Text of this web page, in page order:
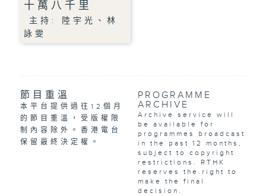
十萬八千里
主持: 陸宇光、林
詠雯
節目重溫
本平台提供過往12個月
的節目重溫，受版權限
制內容除外。香港電台
保留最終決定權。
PROGRAMME
ARCHIVE
Archive service will
be available for
programmes broadcast
in the past 12 months,
subject to copyright
restrictions. RTHK
reserves the right to
make the final
decision.